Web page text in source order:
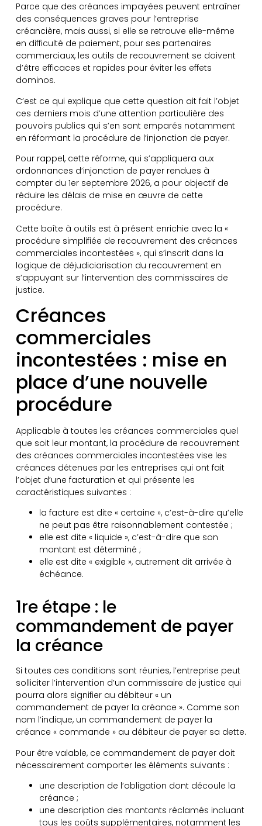
Parce que des créances impayées peuvent entraîner
des conséquences graves pour l’entreprise
créancière, mais aussi, si elle se retrouve elle-même
en difficulté de paiement, pour ses partenaires
commerciaux, les outils de recouvrement se doivent
d’être efficaces et rapides pour éviter les effets
dominos.
C’est ce qui explique que cette question ait fait l’objet
ces derniers mois d’une attention particulière des
pouvoirs publics qui s’en sont emparés notamment
en réformant la procédure de l’injonction de payer.
Pour rappel, cette réforme, qui s’appliquera aux
ordonnances d’injonction de payer rendues à
compter du 1er septembre 2026, a pour objectif de
réduire les délais de mise en œuvre de cette
procédure.
Cette boîte à outils est à présent enrichie avec la «
procédure simplifiée de recouvrement des créances
commerciales incontestées », qui s’inscrit dans la
logique de déjudiciarisation du recouvrement en
s’appuyant sur l’intervention des commissaires de
justice.
Créances
commerciales
incontestées : mise en
place d’une nouvelle
procédure
Applicable à toutes les créances commerciales quel
que soit leur montant, la procédure de recouvrement
des créances commerciales incontestées vise les
créances détenues par les entreprises qui ont fait
l’objet d’une facturation et qui présente les
caractéristiques suivantes :
la facture est dite « certaine », c’est-à-dire qu’elle
ne peut pas être raisonnablement contestée ;
elle est dite « liquide », c’est-à-dire que son
montant est déterminé ;
elle est dite « exigible », autrement dit arrivée à
échéance.
1re étape : le
commandement de payer
la créance
Si toutes ces conditions sont réunies, l’entreprise peut
solliciter l’intervention d’un commissaire de justice qui
pourra alors signifier au débiteur « un
commandement de payer la créance ». Comme son
nom l’indique, un commandement de payer la
créance « commande » au débiteur de payer sa dette.
Pour être valable, ce commandement de payer doit
nécessairement comporter les éléments suivants :
une description de l’obligation dont découle la
créance ;
une description des montants réclamés incluant
tous les coûts supplémentaires, notamment les